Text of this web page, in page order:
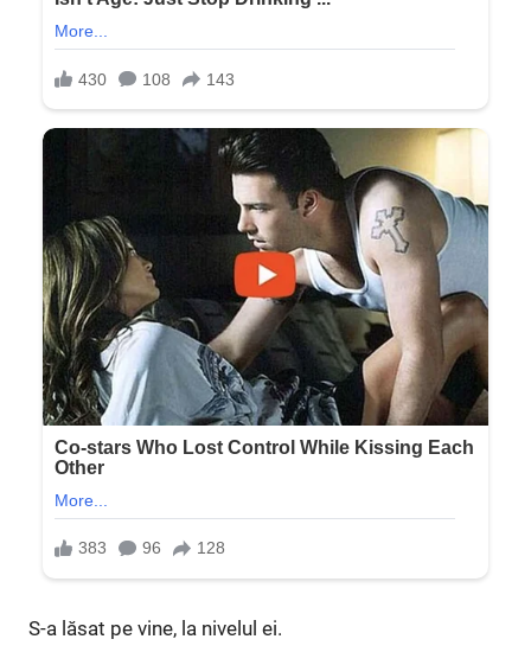
S-a lăsat pe vine, la nivelul ei.